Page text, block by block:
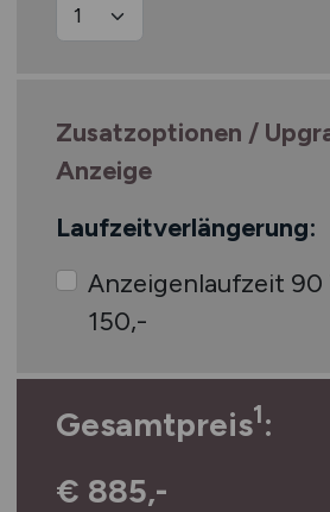
Zusatzoptionen /
Anzeige
Laufzeitverlängerung:
Anzeigenlaufzeit 90
150,-
Gesamtpreis1:
€ 885,-